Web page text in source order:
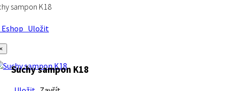
sampon K18
Uložit
Suchy sampon K18